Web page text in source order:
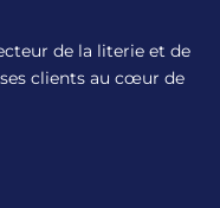
de la literie et de
clients au cœur de